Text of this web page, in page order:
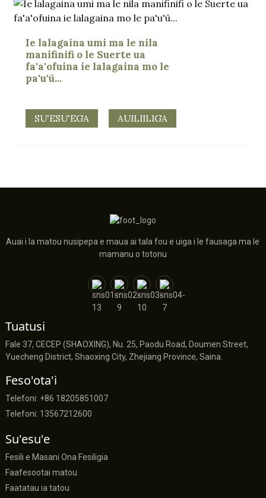
Ie lalagaina umi ma le nila
manifinifi o le Suerte ua
fa'a'ofuina ie lalagaina mo le
pa'u'ū...
SU'ESU'EGA AUILIILIGA
Auai i la matou nusipepa e maua ai tala fou e uiga i le fausaga ma le
mamanu o totonu
Tuatusi
Fale 37, CECEP (SHAOXING), Nu. 25, Paodu Road, Doumen Street,
Yuecheng District, Shaoxing City, Zhejiang Province, Saina.
Feso'ota'i
Telefoni: +86 18205851007
Telefoni: 13567212600
Su'esu'e
Fesili e Masani Ona Fesiligia
Faafesootai matou
Faatatau ia tatou